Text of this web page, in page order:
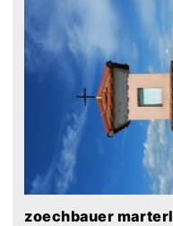
zoechbauer marterl